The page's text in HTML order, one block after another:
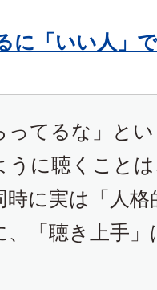
に「いい人」
ってるな」と
うに聴くこと
に実は「人格
、「聴き上手